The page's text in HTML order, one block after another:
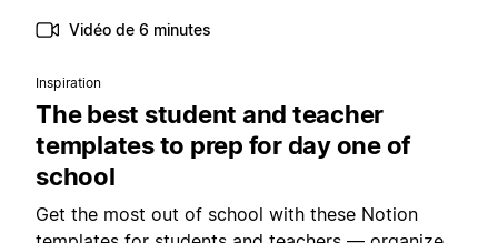
Vidéo de 6 minutes
Inspiration
The best student and teacher
templates to prep for day one of
school
Get the most out of school with these Notion